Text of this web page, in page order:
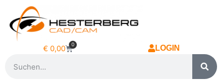
€ 0,00 0 LOGIN